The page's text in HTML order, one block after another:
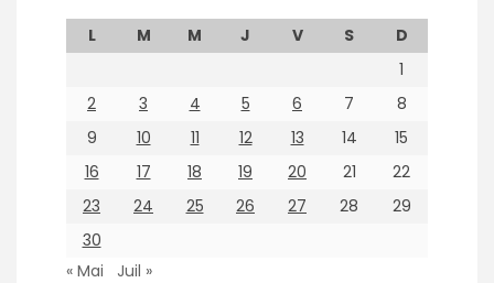
L M M J V S
D
1
2
3 4 5 6 7
8
9
10 11 12 13 14
15
16
17 18 19 20 21
22
23
24 25 26 27 28
29
30
« Mai
Juil »